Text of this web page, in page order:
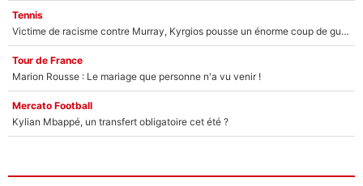
Tennis
Victime de racisme contre Murray, Kyrgios pousse un énorme coup de gueule !
Tour de France
Marion Rousse : Le mariage que personne n'a vu venir !
Mercato Football
Kylian Mbappé, un transfert obligatoire cet été ?